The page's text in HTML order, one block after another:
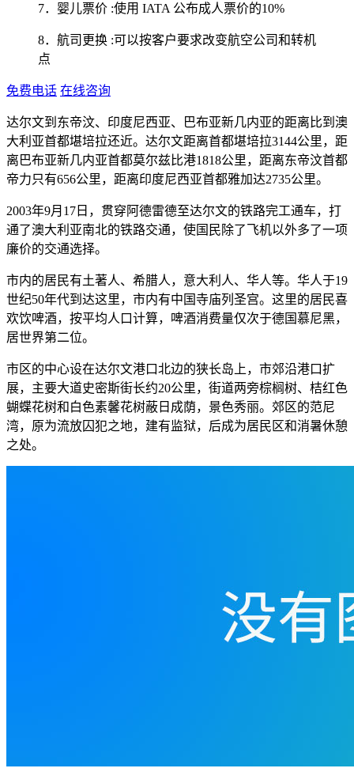
7．婴儿票价 :使用 IATA 公布成人票价的10%
8．航司更换 :可以按客户要求改变航空公司和转机
点
免费电话 在线咨询
达尔文到东帝汶、印度尼西亚、巴布亚新几内亚的距离比到澳
大利亚首都堪培拉还近。达尔文距离首都堪培拉3144公里，距
离巴布亚新几内亚首都莫尔兹比港1818公里，距离东帝汶首都
帝力只有656公里，距离印度尼西亚首都雅加达2735公里。
2003年9月17日，贯穿阿德雷德至达尔文的铁路完工通车，打
通了澳大利亚南北的铁路交通，使国民除了飞机以外多了一项
廉价的交通选择。
市内的居民有土著人、希腊人，意大利人、华人等。华人于19
世纪50年代到达这里，市内有中国寺庙列圣宫。这里的居民喜
欢饮啤酒，按平均人口计算，啤酒消费量仅次于德国慕尼黑，
居世界第二位。
市区的中心设在达尔文港口北边的狭长岛上，市郊沿港口扩
展，主要大道史密斯街长约20公里，街道两旁棕榈树、桔红色
蝴蝶花树和白色素馨花树蔽日成荫，景色秀丽。郊区的范尼
湾，原为流放囚犯之地，建有监狱，后成为居民区和消暑休憩
之处。